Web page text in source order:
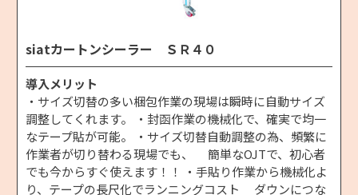
siatカートンシーラー ＳＲ４０
導入メリット
・サイズ切替の多い梱包作業の現場は瞬時に自動サイズ
調整してくれます。 ・封函作業の機械化で、確実で均一
なテープ貼が可能。 ・サイズ切替自動調整の為、頻繁に
作業者が切り替わる現場でも、 簡単なOJTで、初心者
でも今からすぐ使えます！！ ・手貼り作業から機械化よ
り、テープの長尺化でランニングコスト ダウンにつな